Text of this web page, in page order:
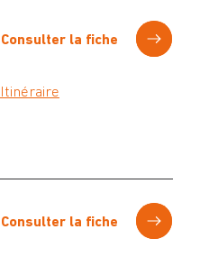
Consulter la fiche
Itinéraire
Consulter la fiche